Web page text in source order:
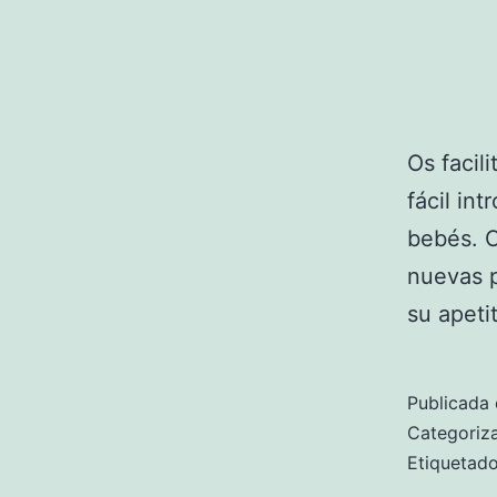
Os
fácil
bebés.
nuevas
su